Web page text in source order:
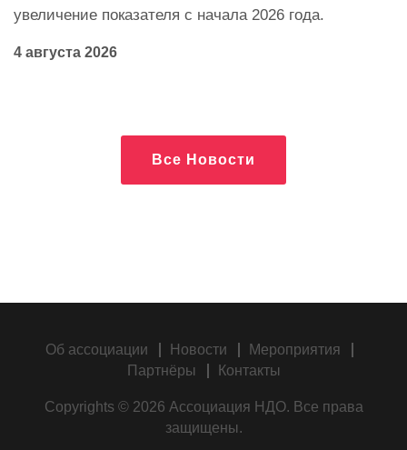
увеличение показателя с начала 2026 года.
4 августа 2026
Все Новости
Об ассоциации Новости
Мероприятия
Партнёры
Контакты
Copyrights © 2026 Ассоциация НДО. Все права
защищены.